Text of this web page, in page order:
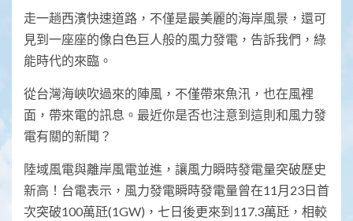
走一趟西濱快速道路，不僅是最美麗的海岸風景，還可
見到一座座的像白色巨人般的風力發電，告訴我們，綠
能時代的來臨。
從台灣海峽吹過來的陣風，不僅帶來魚汛，也在風裡
面，帶來電的訊息。最近你是否也注意到這則和風力發
電有關的新聞？
陸域風電與離岸風電並進，讓風力瞬時發電量突破歷史
新高！台電表示，風力發電瞬時發電量曾在11月23日首
次突破100萬瓩(1GW)，七日後更來到117.3萬瓩，相較